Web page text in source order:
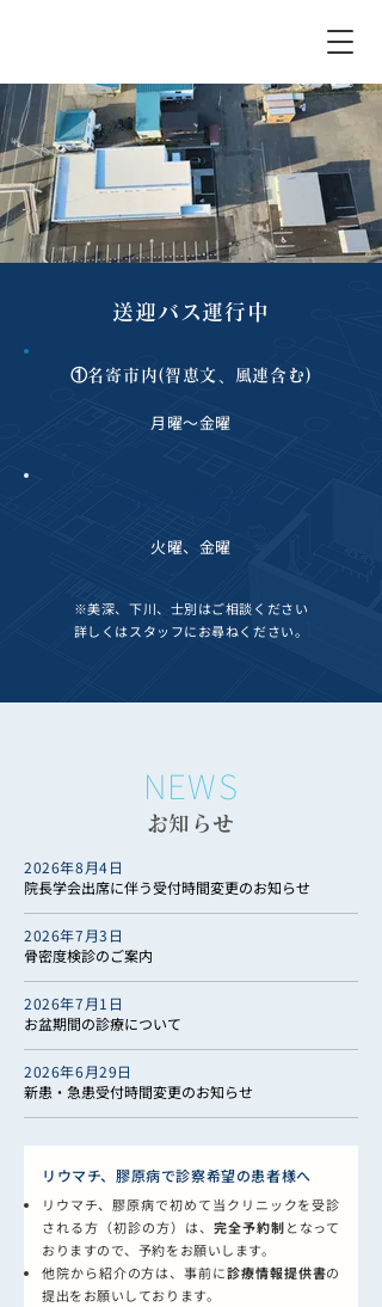
なよろ内科クリニック｜名寄市の内科クリニック
送迎バス運行中
①名寄市内(智恵文、風連含む)
月曜～金曜
火曜、金曜
※美深、下川、士別はご相談ください
詳しくはスタッフにお尋ねください。
NEWS
​お知らせ
2026年8月4日
院長学会出席に伴う受付時間変更のお知らせ
2026年7月3日
骨密度検診のご案内
2026年7月1日
お盆期間の診療について
2026年6月29日
新患・急患受付時間変更のお知らせ
リウマチ、膠原病で診察希望の患者様へ
リウマチ、膠原病で初めて当クリニックを受診
される方（初診の方）は、 完全予約制となって
おりますので、予約をお願いします。
他院から紹介の方は、事前に診療情報提供書の
提出をお願いしております。